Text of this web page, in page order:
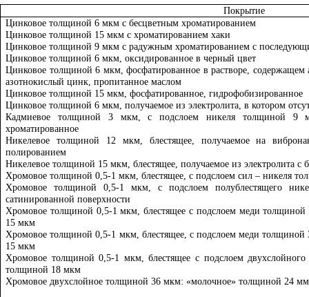
Покрытие
Цинковое толщиной 6 мкм с бесцветным хроматированием
Цинковое толщиной 15 мкм с хроматированием хаки
Цинковое толщиной 9 мкм с радужным хроматированием с
Цинковое толщиной 6 мкм, оксидированное в черный цвет
Цинковое толщиной 6 мкм, фосфатированное в растворе,
азотнокислый цинк, пропитанное маслом
Цинковое толщиной 15 мкм, фосфатированное, гидрофобизированное
Цинковое толщиной 6 мкм, получаемое из электролита, в котором
Кадмиевое толщиной 3 мкм, с подслоем никеля толщиной 9
хроматированное
Никелевое толщиной 12 мкм, блестящее, получаемое на
полированием
Никелевое толщиной 15 мкм, блестящее, получаемое из электролита с
Хромовое толщиной 0,5-1 мкм, блестящее, с подслоем сил – никеля
Хромовое толщиной 0,5-1 мкм, с подслоем полублестящего
сатинированной поверхности
Хромовое толщиной 0,5-1 мкм, блестящее с подслоем меди
15 мкм
Хромовое толщиной 0,5-1 мкм, блестящее, с подслоем меди
15 мкм
Хромовое толщиной 0,5-1 мкм, блестящее с подслоем
толщиной 18 мкм
Хромовое двухслойное толщиной 36 мкм: «молочное» толщиной 24